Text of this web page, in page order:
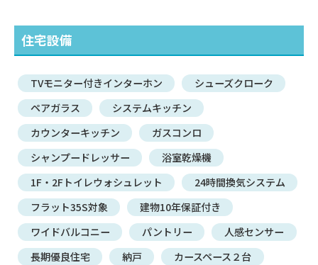
住宅設備
TVモニター付きインターホン
シューズクローク
ペアガラス
システムキッチン
カウンターキッチン
ガスコンロ
シャンプードレッサー
浴室乾燥機
1F・2Fトイレウォシュレット
24時間換気システム
フラット35S対象
建物10年保証付き
ワイドバルコニー
パントリー
人感センサー
長期優良住宅
納戸
カースペース２台